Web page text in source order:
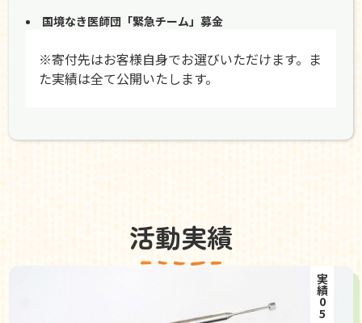
国境なき医師団「緊急チーム」募金
※寄付先はお客様自身でお選びいただけます。ま
た実績は全て公開いたします。
活動実績
実績05